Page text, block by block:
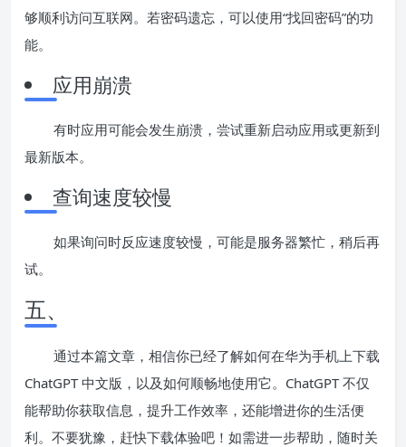
够顺利访问互联网。若密码遗忘，可以使用“找回密码”的功
能。
应用崩溃
有时应用可能会发生崩溃，尝试重新启动应用或更新到
最新版本。
查询速度较慢
如果询问时反应速度较慢，可能是服务器繁忙，稍后再
试。
五、
通过本篇文章，相信你已经了解如何在华为手机上下载
ChatGPT 中文版，以及如何顺畅地使用它。ChatGPT 不仅
能帮助你获取信息，提升工作效率，还能增进你的生活便
利。不要犹豫，赶快下载体验吧！如需进一步帮助，随时关